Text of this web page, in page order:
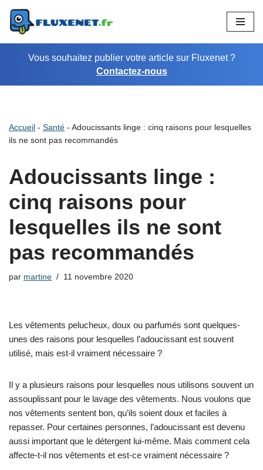
Aller
au
contenuVous souhaitez publier votre article sur Fluxenet ?
Contactez-nous
Accueil - Santé - Adoucissants linge : cinq raisons pour lesquelles
ils ne sont pas recommandés
Adoucissants linge :
cinq raisons pour
lesquelles ils ne sont
pas recommandés
par martine 11 novembre 2020
Les vêtements pelucheux, doux ou parfumés sont quelques-
unes des raisons pour lesquelles l’adoucissant est souvent
utilisé, mais est-il vraiment nécessaire ?
Il y a plusieurs raisons pour lesquelles nous utilisons souvent un
assouplissant pour le lavage des vêtements. Nous voulons que
nos vêtements sentent bon, qu’ils soient doux et faciles à
repasser. Pour certaines personnes, l’adoucissant est devenu
aussi important que le détergent lui-même. Mais comment cela
affecte-t-il nos vêtements et est-ce vraiment nécessaire ?